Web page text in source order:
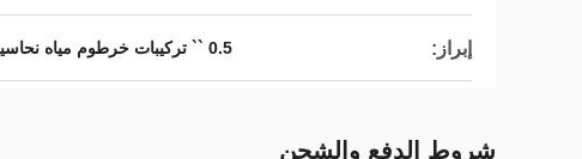
إبراز: 0.5 `` تركيبات خرطوم مياه نحاسية سريعة التوصيل
شروط الدفع والشحن